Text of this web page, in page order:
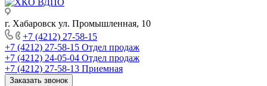
г. Хабаровск ул. Промышленная, 10
+7 (4212) 27-58-15
+7 (4212) 27-58-15 Отдел продаж
+7 (4212) 24-05-04 Отдел продаж
+7 (4212) 27-58-13 Приемная
Заказать звонок